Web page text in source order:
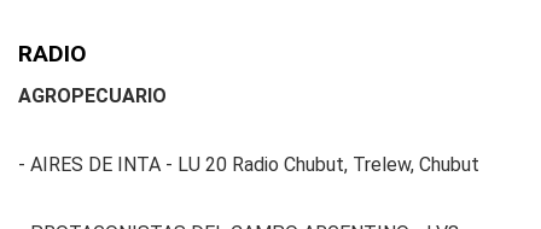
RADIO
AGROPECUARIO
- AIRES DE INTA - LU 20 Radio Chubut, Trelew, Chubut